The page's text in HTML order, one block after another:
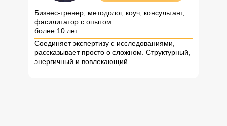
Бизнес-тренер, методолог, коуч, консультант,
фасилитатор с опытом
более 10 лет.
Соединяет экспертизу с исследованиями,
рассказывает просто о сложном. Структурный,
энергичный и вовлекающий.